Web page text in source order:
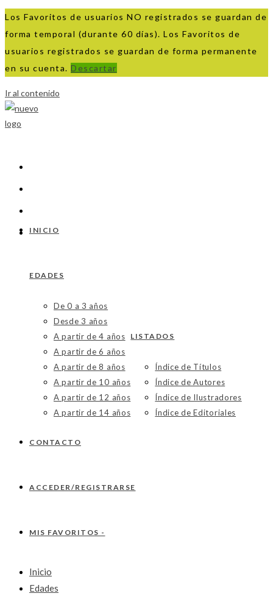
Los Favoritos de usuarios NO registrados se guardan de
forma temporal (durante 60 días). Los Favoritos de
usuarios registrados se guardan de forma permanente
en su cuenta. Descartar
Ir al contenido
INICIO
EDADES
De 0 a 3 años
Desde 3 años
A partir de 4 años
A partir de 6 años
A partir de 8 años
A partir de 10 años
A partir de 12 años
A partir de 14 años
LISTADOS
Índice de Títulos
Índice de Autores
Índice de Ilustradores
Índice de Editoriales
CONTACTO
ACCEDER/REGISTRARSE
MIS FAVORITOS -
Inicio
Edades